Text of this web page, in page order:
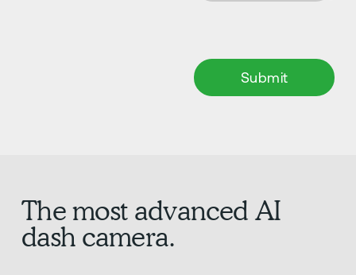
The most advanced AI
dash camera.